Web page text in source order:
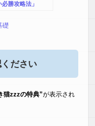
勝攻略法」
礎
ださい
猫zzzの特典”が表示され